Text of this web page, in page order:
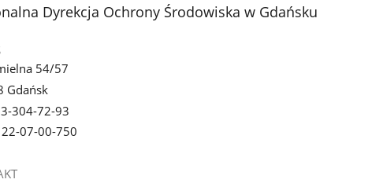
Dyrekcja Ochrony Środowiska w Gdańsku
54/57
Gdańsk
304-72-93
22-07-00-750